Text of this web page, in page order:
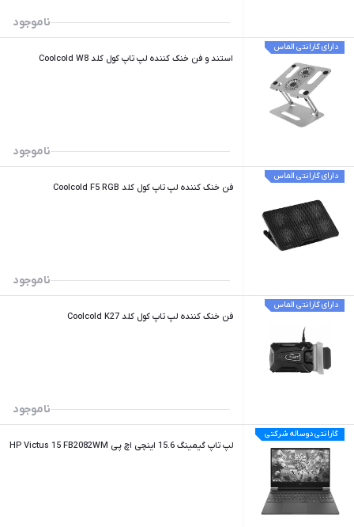
ناموجود
دارای گارانتی الماس
استند و فن خنک کننده لپ تاپ کول کلد Coolcold W8
ناموجود
دارای گارانتی الماس
فن خنک کننده لپ تاپ کول کلد Coolcold F5 RGB
ناموجود
دارای گارانتی الماس
فن خنک کننده لپ تاپ کول کلد Coolcold K27
ناموجود
گارانتی دوساله شرکتی
لپ تاپ گیمینگ 15.6 اینچی اچ پی HP Victus 15 FB2082WM